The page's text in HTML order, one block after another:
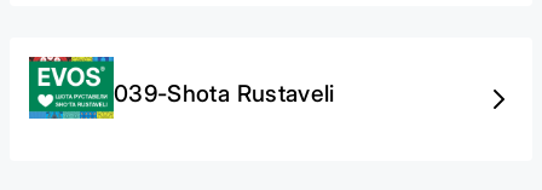
039-Shota Rustaveli